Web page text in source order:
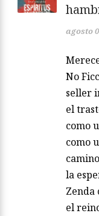
agosto
No
seller
el
como
como
la
Zenda
el